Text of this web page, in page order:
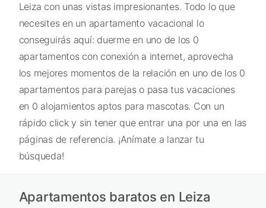
Leiza con unas vistas impresionantes. Todo lo que
necesites en un apartamento vacacional lo
conseguirás aquí: duerme en uno de los 0
apartamentos con conexión a internet, aprovecha
los mejores momentos de la relación en uno de los 0
apartamentos para parejas o pasa tus vacaciones
en 0 alojamientos aptos para mascotas. Con un
rápido click y sin tener que entrar una por una en las
páginas de referencia. ¡Anímate a lanzar tu
búsqueda!
Apartamentos baratos en Leiza